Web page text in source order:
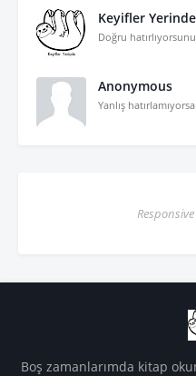
Keyifler Yerinde
Doğru
Anonymous
Yanlış
Boş zamanlarımda kitap